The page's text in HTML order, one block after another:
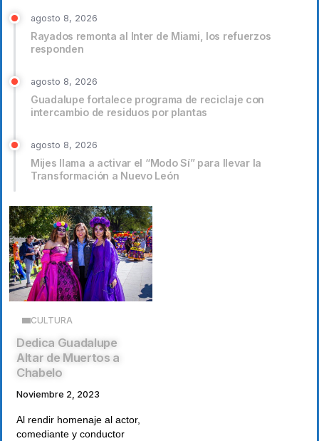
agosto 8, 2026
Rayados remonta al Inter de Miami, los refuerzos
responden
agosto 8, 2026
Guadalupe fortalece programa de reciclaje con
intercambio de residuos por plantas
agosto 8, 2026
Mijes llama a activar el “Modo Sí” para llevar la
Transformación a Nuevo León
CULTURA
Dedica Guadalupe
Altar de Muertos a
Chabelo
Noviembre 2, 2023
Al rendir homenaje al actor,
comediante y conductor